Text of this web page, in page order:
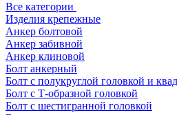
Все категории
Изделия крепежные
Анкер болтовой
Анкер забивной
Анкер клиновой
Болт анкерный
Болт с полукруглой головкой и
Болт с Т-образной головкой
Болт с шестигранной головкой